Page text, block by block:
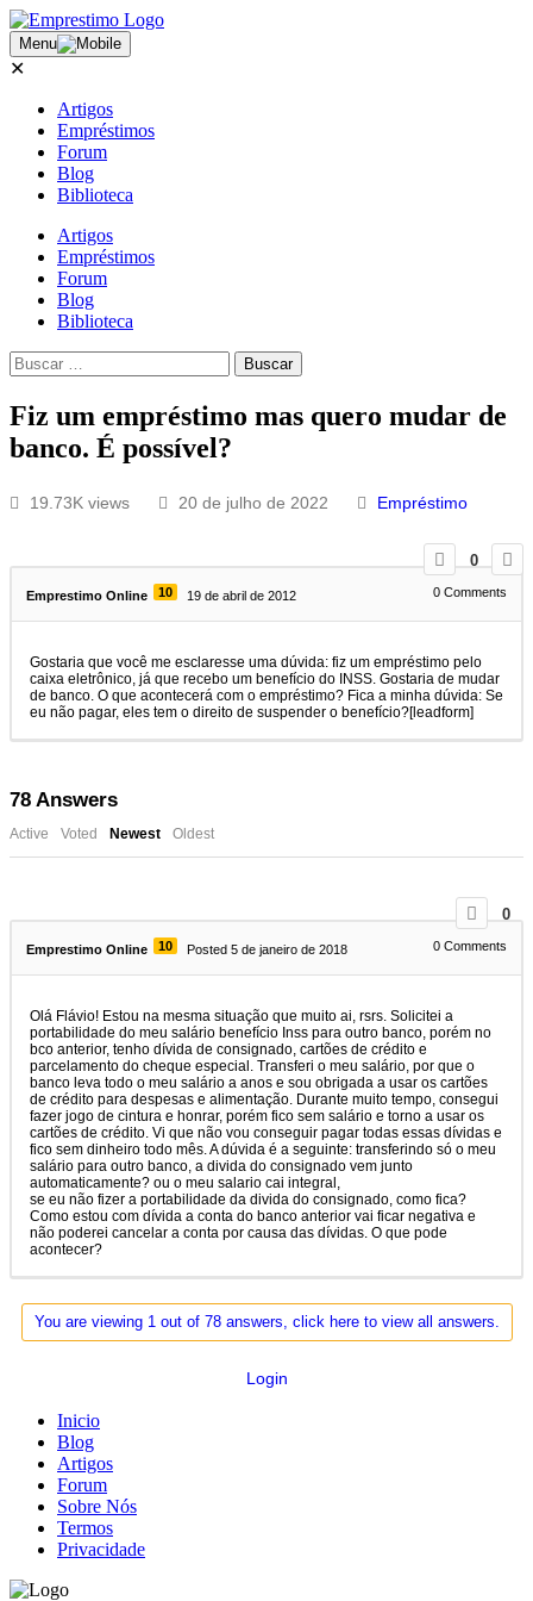
Menu
✕
Artigos
Empréstimos
Forum
Blog
Biblioteca
Artigos
Empréstimos
Forum
Blog
Biblioteca
Fiz um empréstimo mas quero mudar de
banco. É possível?
19.73K views 20 de julho de 2022 Empréstimo
0
Emprestimo Online 10 19 de abril de 2012 0 Comments
Gostaria que você me esclaresse uma dúvida: fiz um empréstimo pelo
caixa eletrônico, já que recebo um benefício do INSS. Gostaria de mudar
de banco. O que acontecerá com o empréstimo? Fica a minha dúvida: Se
eu não pagar, eles tem o direito de suspender o benefício?[leadform]
78 Answers
Active Voted Newest Oldest
0
Emprestimo Online 10 Posted 5 de janeiro de 2018 0 Comments
Olá Flávio! Estou na mesma situação que muito ai, rsrs. Solicitei a
portabilidade do meu salário benefício Inss para outro banco, porém no
bco anterior, tenho dívida de consignado, cartões de crédito e
parcelamento do cheque especial. Transferi o meu salário, por que o
banco leva todo o meu salário a anos e sou obrigada a usar os cartões
de crédito para despesas e alimentação. Durante muito tempo, consegui
fazer jogo de cintura e honrar, porém fico sem salário e torno a usar os
cartões de crédito. Vi que não vou conseguir pagar todas essas dívidas e
fico sem dinheiro todo mês. A dúvida é a seguinte: transferindo só o meu
salário para outro banco, a divida do consignado vem junto
automaticamente? ou o meu salario cai integral,
se eu não fizer a portabilidade da divida do consignado, como fica?
Como estou com dívida a conta do banco anterior vai ficar negativa e
não poderei cancelar a conta por causa das dívidas. O que pode
acontecer?
You are viewing 1 out of 78 answers, click here to view all answers.
Login
Inicio
Blog
Artigos
Forum
Sobre Nós
Termos
Privacidade